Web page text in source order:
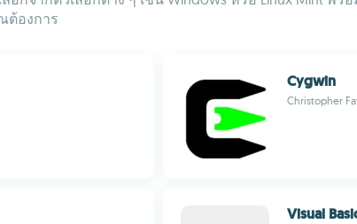
ต้องการ
Cygwin
Christopher
Visual